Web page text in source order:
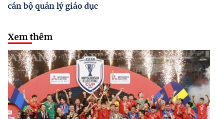
cán bộ quản lý giáo dục
Xem thêm